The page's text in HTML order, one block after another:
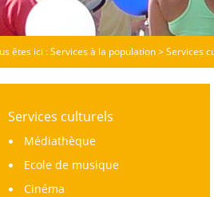
êtes ici :Services à la population>Services
Services culturels
Médiathèque
Ecole de musique
Cinéma